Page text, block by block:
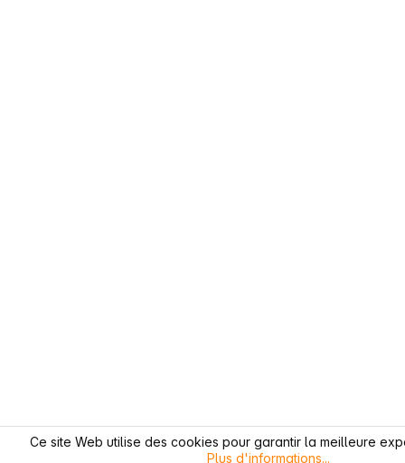
Ce site Web utilise des cookies pour garantir la meilleure
Plus d'informations...